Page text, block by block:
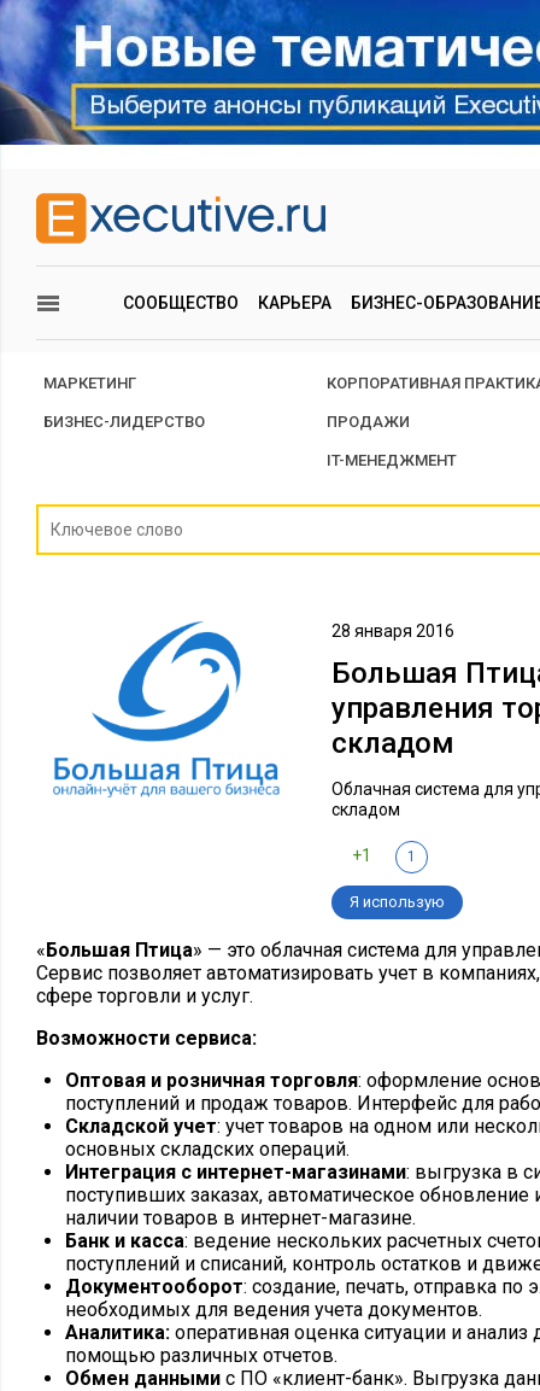
СООБЩЕСТВО КАРЬЕРА БИЗНЕС-
МАРКЕТИНГ
БИЗНЕС-ЛИДЕРСТВО
КОРПОРАТИВНАЯ
ПРОДАЖИ
IT-МЕНЕДЖМЕНТ
28 января 2016
Большая
управления
складом
Облачная система для
складом
+1 1
Я использую
«Большая Птица» — это облачная система для
Сервис позволяет автоматизировать учет в
сфере торговли и услуг.
Возможности сервиса:
Оптовая и розничная торговля: оформление
поступлений и продаж товаров. Интерфейс для
Складской учет: учет товаров на одном или
основных складских операций.
Интеграция с интернет-магазинами: выгрузка в
поступивших заказах, автоматическое
наличии товаров в интернет-магазине.
Банк и касса: ведение нескольких расчетных
поступлений и списаний, контроль остатков и
Документооборот: создание, печать, отправка по
необходимых для ведения учета документов.
Аналитика: оперативная оценка ситуации и анализ
помощью различных отчетов.
Обмен данными с ПО «клиент-банк». Выгрузка